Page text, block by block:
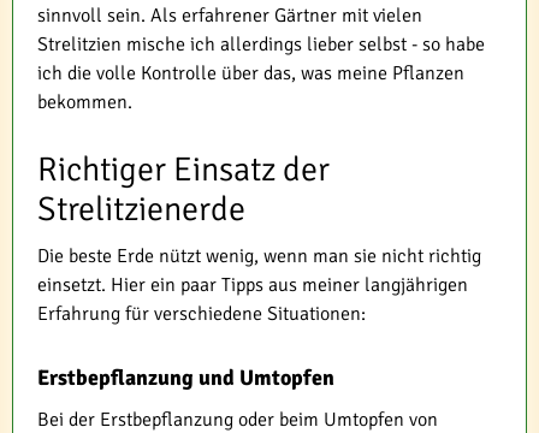
sinnvoll sein. Als erfahrener Gärtner mit vielen
Strelitzien mische ich allerdings lieber selbst - so habe
ich die volle Kontrolle über das, was meine Pflanzen
bekommen.
Richtiger Einsatz der
Strelitzienerde
Die beste Erde nützt wenig, wenn man sie nicht richtig
einsetzt. Hier ein paar Tipps aus meiner langjährigen
Erfahrung für verschiedene Situationen:
Erstbepflanzung und Umtopfen
Bei der Erstbepflanzung oder beim Umtopfen von